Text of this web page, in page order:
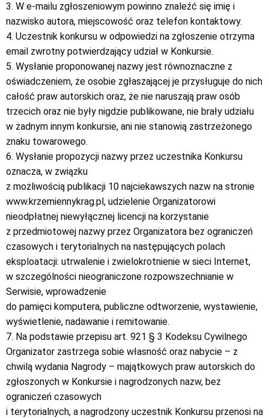
3. W e-mailu zgłoszeniowym powinno znaleźć się imię i
nazwisko autora, miejscowość oraz telefon kontaktowy.
4. Uczestnik konkursu w odpowiedzi na zgłoszenie otrzyma
email zwrotny potwierdzający udział w Konkursie.
5. Wysłanie proponowanej nazwy jest równoznaczne z
oświadczeniem, że osobie zgłaszającej je przysługuje do nich
całość praw autorskich oraz, że nie naruszają praw osób
trzecich oraz nie były nigdzie publikowane, nie brały udziału
w żadnym innym konkursie, ani nie stanowią zastrzeżonego
znaku towarowego.
6. Wysłanie propozycji nazwy przez uczestnika Konkursu
oznacza, w związku
z możliwością publikacji 10 najciekawszych nazw na stronie
www.krzemiennykrag.pl, udzielenie Organizatorowi
nieodpłatnej niewyłącznej licencji na korzystanie
z przedmiotowej nazwy przez Organizatora bez ograniczeń
czasowych i terytorialnych na następujących polach
eksploatacji: utrwalenie i zwielokrotnienie w sieci Internet,
w szczególności nieograniczone rozpowszechnianie w
Serwisie, wprowadzenie
do pamięci komputera, publiczne odtworzenie, wystawienie,
wyświetlenie, nadawanie i remitowanie.
7. Na podstawie przepisu art. 921 § 3 Kodeksu Cywilnego
Organizator zastrzega sobie własność oraz nabycie – z
chwilą wydania Nagrody – majątkowych praw autorskich do
zgłoszonych w Konkursie i nagrodzonych nazw, bez
ograniczeń czasowych
i terytorialnych, a nagrodzony uczestnik Konkursu przenosi na